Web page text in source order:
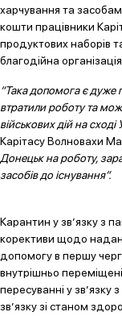
харчування та
кошти працівники
продуктових наборів
благодійна
“Така допомога є дуже
втратили роботу та
військових дій на сході
Карітасу Волновахи
Донецьк на роботу,
засобів до існування”.
Карантин у зв’язку з
корективи щодо
допомогу в першу
внутрішньо
пересуванні у
зв’язку зі станом